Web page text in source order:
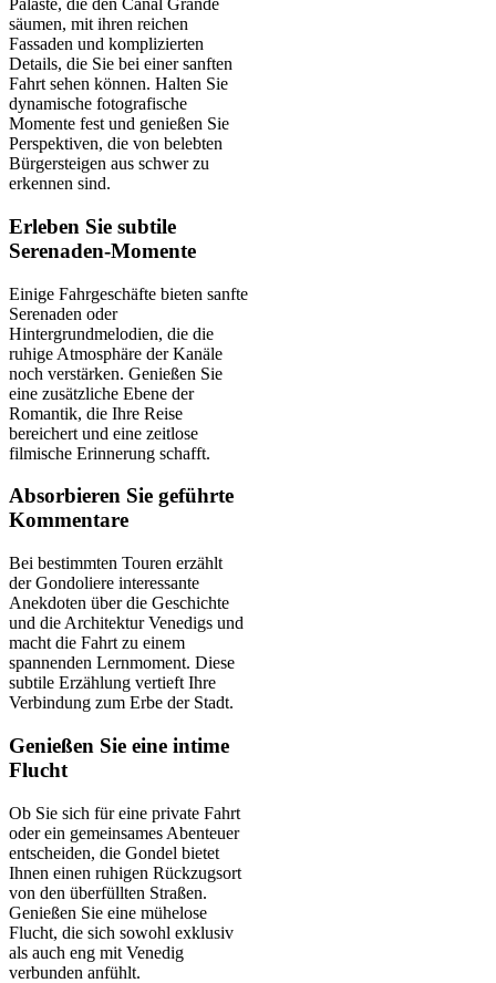
Paläste, die den Canal Grande
säumen, mit ihren reichen
Fassaden und komplizierten
Details, die Sie bei einer sanften
Fahrt sehen können. Halten Sie
dynamische fotografische
Momente fest und genießen Sie
Perspektiven, die von belebten
Bürgersteigen aus schwer zu
erkennen sind.
Erleben Sie subtile
Serenaden-Momente
Einige Fahrgeschäfte bieten sanfte
Serenaden oder
Hintergrundmelodien, die die
ruhige Atmosphäre der Kanäle
noch verstärken. Genießen Sie
eine zusätzliche Ebene der
Romantik, die Ihre Reise
bereichert und eine zeitlose
filmische Erinnerung schafft.
Absorbieren Sie geführte
Kommentare
Bei bestimmten Touren erzählt
der Gondoliere interessante
Anekdoten über die Geschichte
und die Architektur Venedigs und
macht die Fahrt zu einem
spannenden Lernmoment. Diese
subtile Erzählung vertieft Ihre
Verbindung zum Erbe der Stadt.
Genießen Sie eine intime
Flucht
Ob Sie sich für eine private Fahrt
oder ein gemeinsames Abenteuer
entscheiden, die Gondel bietet
Ihnen einen ruhigen Rückzugsort
von den überfüllten Straßen.
Genießen Sie eine mühelose
Flucht, die sich sowohl exklusiv
als auch eng mit Venedig
verbunden anfühlt.